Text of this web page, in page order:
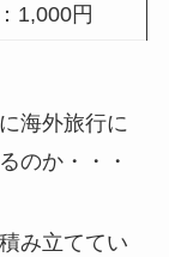
1,000円
海外旅行に
のか・・・
み立ててい